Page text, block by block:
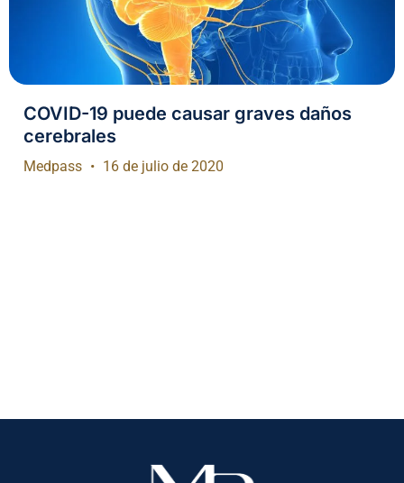
COVID-19 puede causar graves daños
cerebrales
Medpass 16 de julio de 2020